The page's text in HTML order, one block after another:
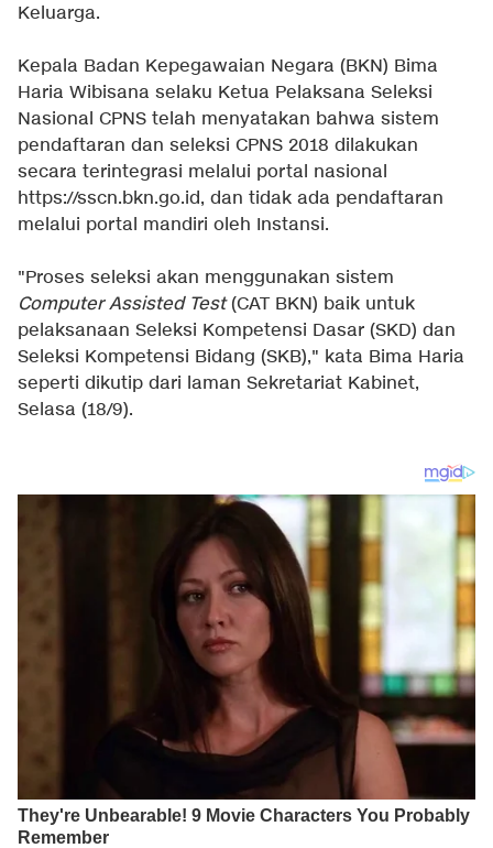
Keluarga.
Kepala Badan Kepegawaian Negara (BKN) Bima
Haria Wibisana selaku Ketua Pelaksana Seleksi
Nasional CPNS telah menyatakan bahwa sistem
pendaftaran dan seleksi CPNS 2018 dilakukan
secara terintegrasi melalui portal nasional
https://sscn.bkn.go.id, dan tidak ada pendaftaran
melalui portal mandiri oleh Instansi.
"Proses seleksi akan menggunakan sistem
Computer Assisted Test(CAT BKN) baik untuk
pelaksanaan Seleksi Kompetensi Dasar (SKD) dan
Seleksi Kompetensi Bidang (SKB)," kata Bima Haria
seperti dikutip dari laman Sekretariat Kabinet,
Selasa (18/9).